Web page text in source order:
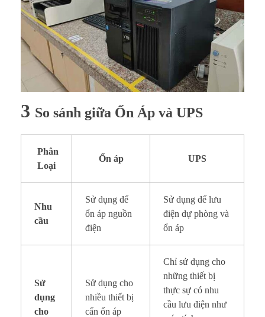
3 So sánh giữa Ổn Áp và UPS
Phân
Loại
Ổn áp UPS
Nhu
cầu
Sử dụng để
ổn áp nguồn
điện
Sử dụng để lưu
điện dự phòng và
ổn áp
Sử
dụng
cho
Sử dụng cho
nhiều thiết bị
cẩn ổn áp
Chỉ sử dụng cho
những thiết bị
thực sự có nhu
cầu lưu điện như